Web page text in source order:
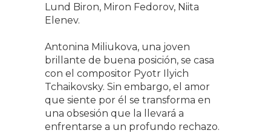
Lund Biron, Miron Fedorov, Niita
Elenev.
Antonina Miliukova, una joven
brillante de buena posición, se casa
con el compositor Pyotr Ilyich
Tchaikovsky. Sin embargo, el amor
que siente por él se transforma en
una obsesión que la llevará a
enfrentarse a un profundo rechazo.